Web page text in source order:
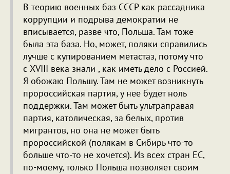
В теорию военных баз СССР как рассадника
коррупции и подрыва демократии не
вписывается, разве что, Польша. Там тоже
была эта база. Но, может, поляки справились
лучше с купированием метастаз, потому что
с XVIII века знали , как иметь дело с Россией.
Я обожаю Польшу. Там не может возникнуть
пророссийская партия, у нее будет ноль
поддержки. Там может быть ультраправая
партия, католическая, за белых, против
мигрантов, но она не может быть
пророссийской (полякам в Сибирь что-то
больше что-то не хочется). Из всех стран ЕС,
по-моему, только Польша позволяет своим